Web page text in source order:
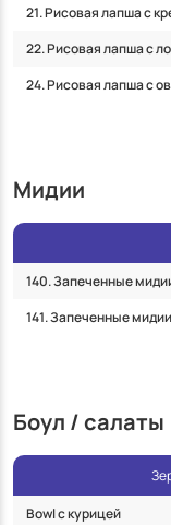
21. Рисовая лапша с
22. Рисовая лапша с
24. Рисовая лапша с
Мидии
140. Запеченные
141. Запеченные
Боул / салаты
Bowl с курицей